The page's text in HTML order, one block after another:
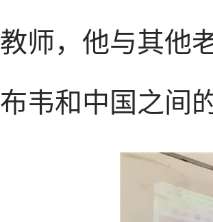
教师，他与其他
布韦和中国之间